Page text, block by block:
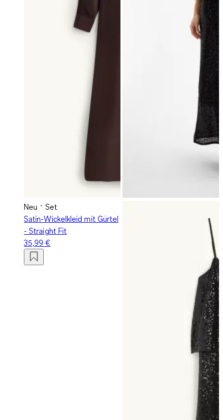
Neu
Set
Satin-Wickelkleid mit Gürtel
- Straight Fit
35,99 €